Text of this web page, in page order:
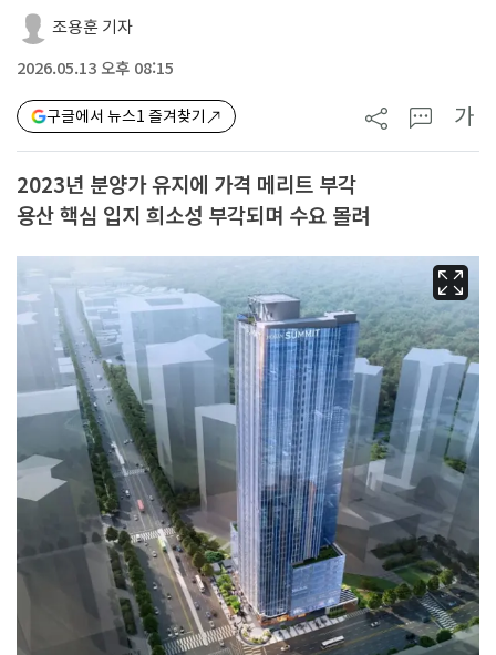
조용훈 기자
2026.05.13 오후 08:15
구글에서 뉴스1 즐겨찾기 가
2023년 분양가 유지에 가격 메리트 부각
용산 핵심 입지 희소성 부각되며 수요 몰려